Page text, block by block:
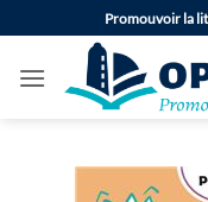
au
contenu
Promouvoir la